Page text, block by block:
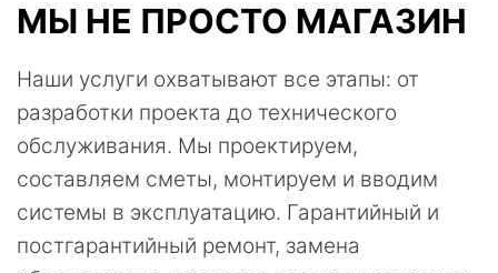
МЫ НЕ ПРОСТО МАГАЗИН
Наши услуги охватывают все этапы: от
разработки проекта до технического
обслуживания. Мы проектируем,
составляем сметы, монтируем и вводим
системы в эксплуатацию. Гарантийный и
постгарантийный ремонт, замена